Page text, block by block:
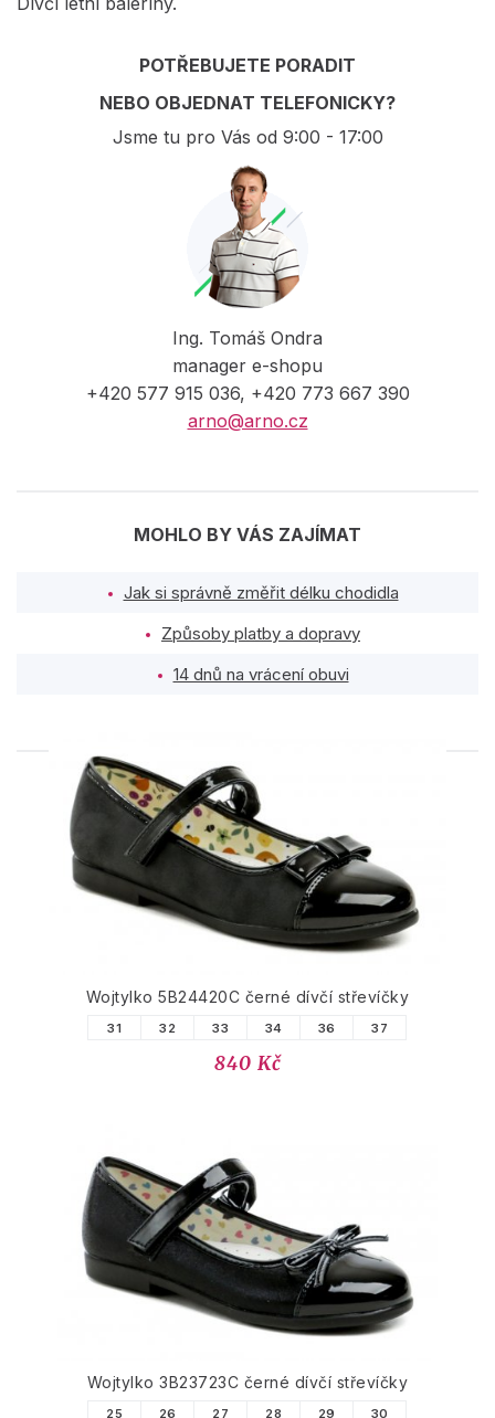
POTŘEBUJETE PORADIT
NEBO OBJEDNAT TELEFONICKY?
Jsme tu pro Vás od 9:00 - 17:00
Ing. Tomáš Ondra
manager e-shopu
+420 577 915 036, +420 773 667 390
arno@arno.cz
MOHLO BY VÁS ZAJÍMAT
Jak si správně změřit délku chodidla
Způsoby platby a dopravy
14 dnů na vrácení obuvi
PODOBNÉ PRODUKTY
Wojtylko 5B24420C černé dívčí střevíčky
31 32 33 34 36 37
840 Kč
Wojtylko 3B23723C černé dívčí střevíčky
25 26 27 28 29 30